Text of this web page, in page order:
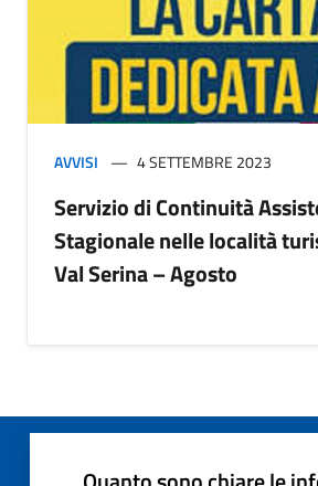
AVVISI 4 SETTEMBRE 2023
Servizio di Continuità
Stagionale nelle località
Val Serina – Agosto